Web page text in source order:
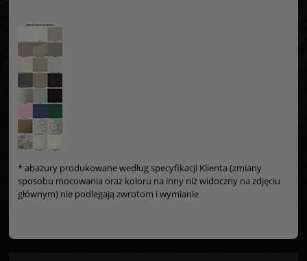
* abażury produkowane według specyfikacji Klienta (zmiany
sposobu mocowania oraz koloru na inny niż widoczny na zdjęciu
głównym) nie podlegają zwrotom i wymianie